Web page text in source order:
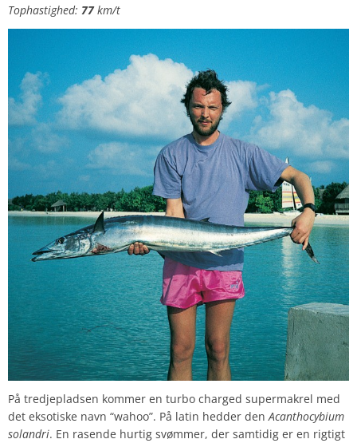
Tophastighed: 77km/t
På tredjepladsen kommer en turbo charged supermakrel med
det eksotiske navn “wahoo”. På latin hedder denAcanthocybium
solandri. En rasende hurtig svømmer, der samtidig er en rigtigt